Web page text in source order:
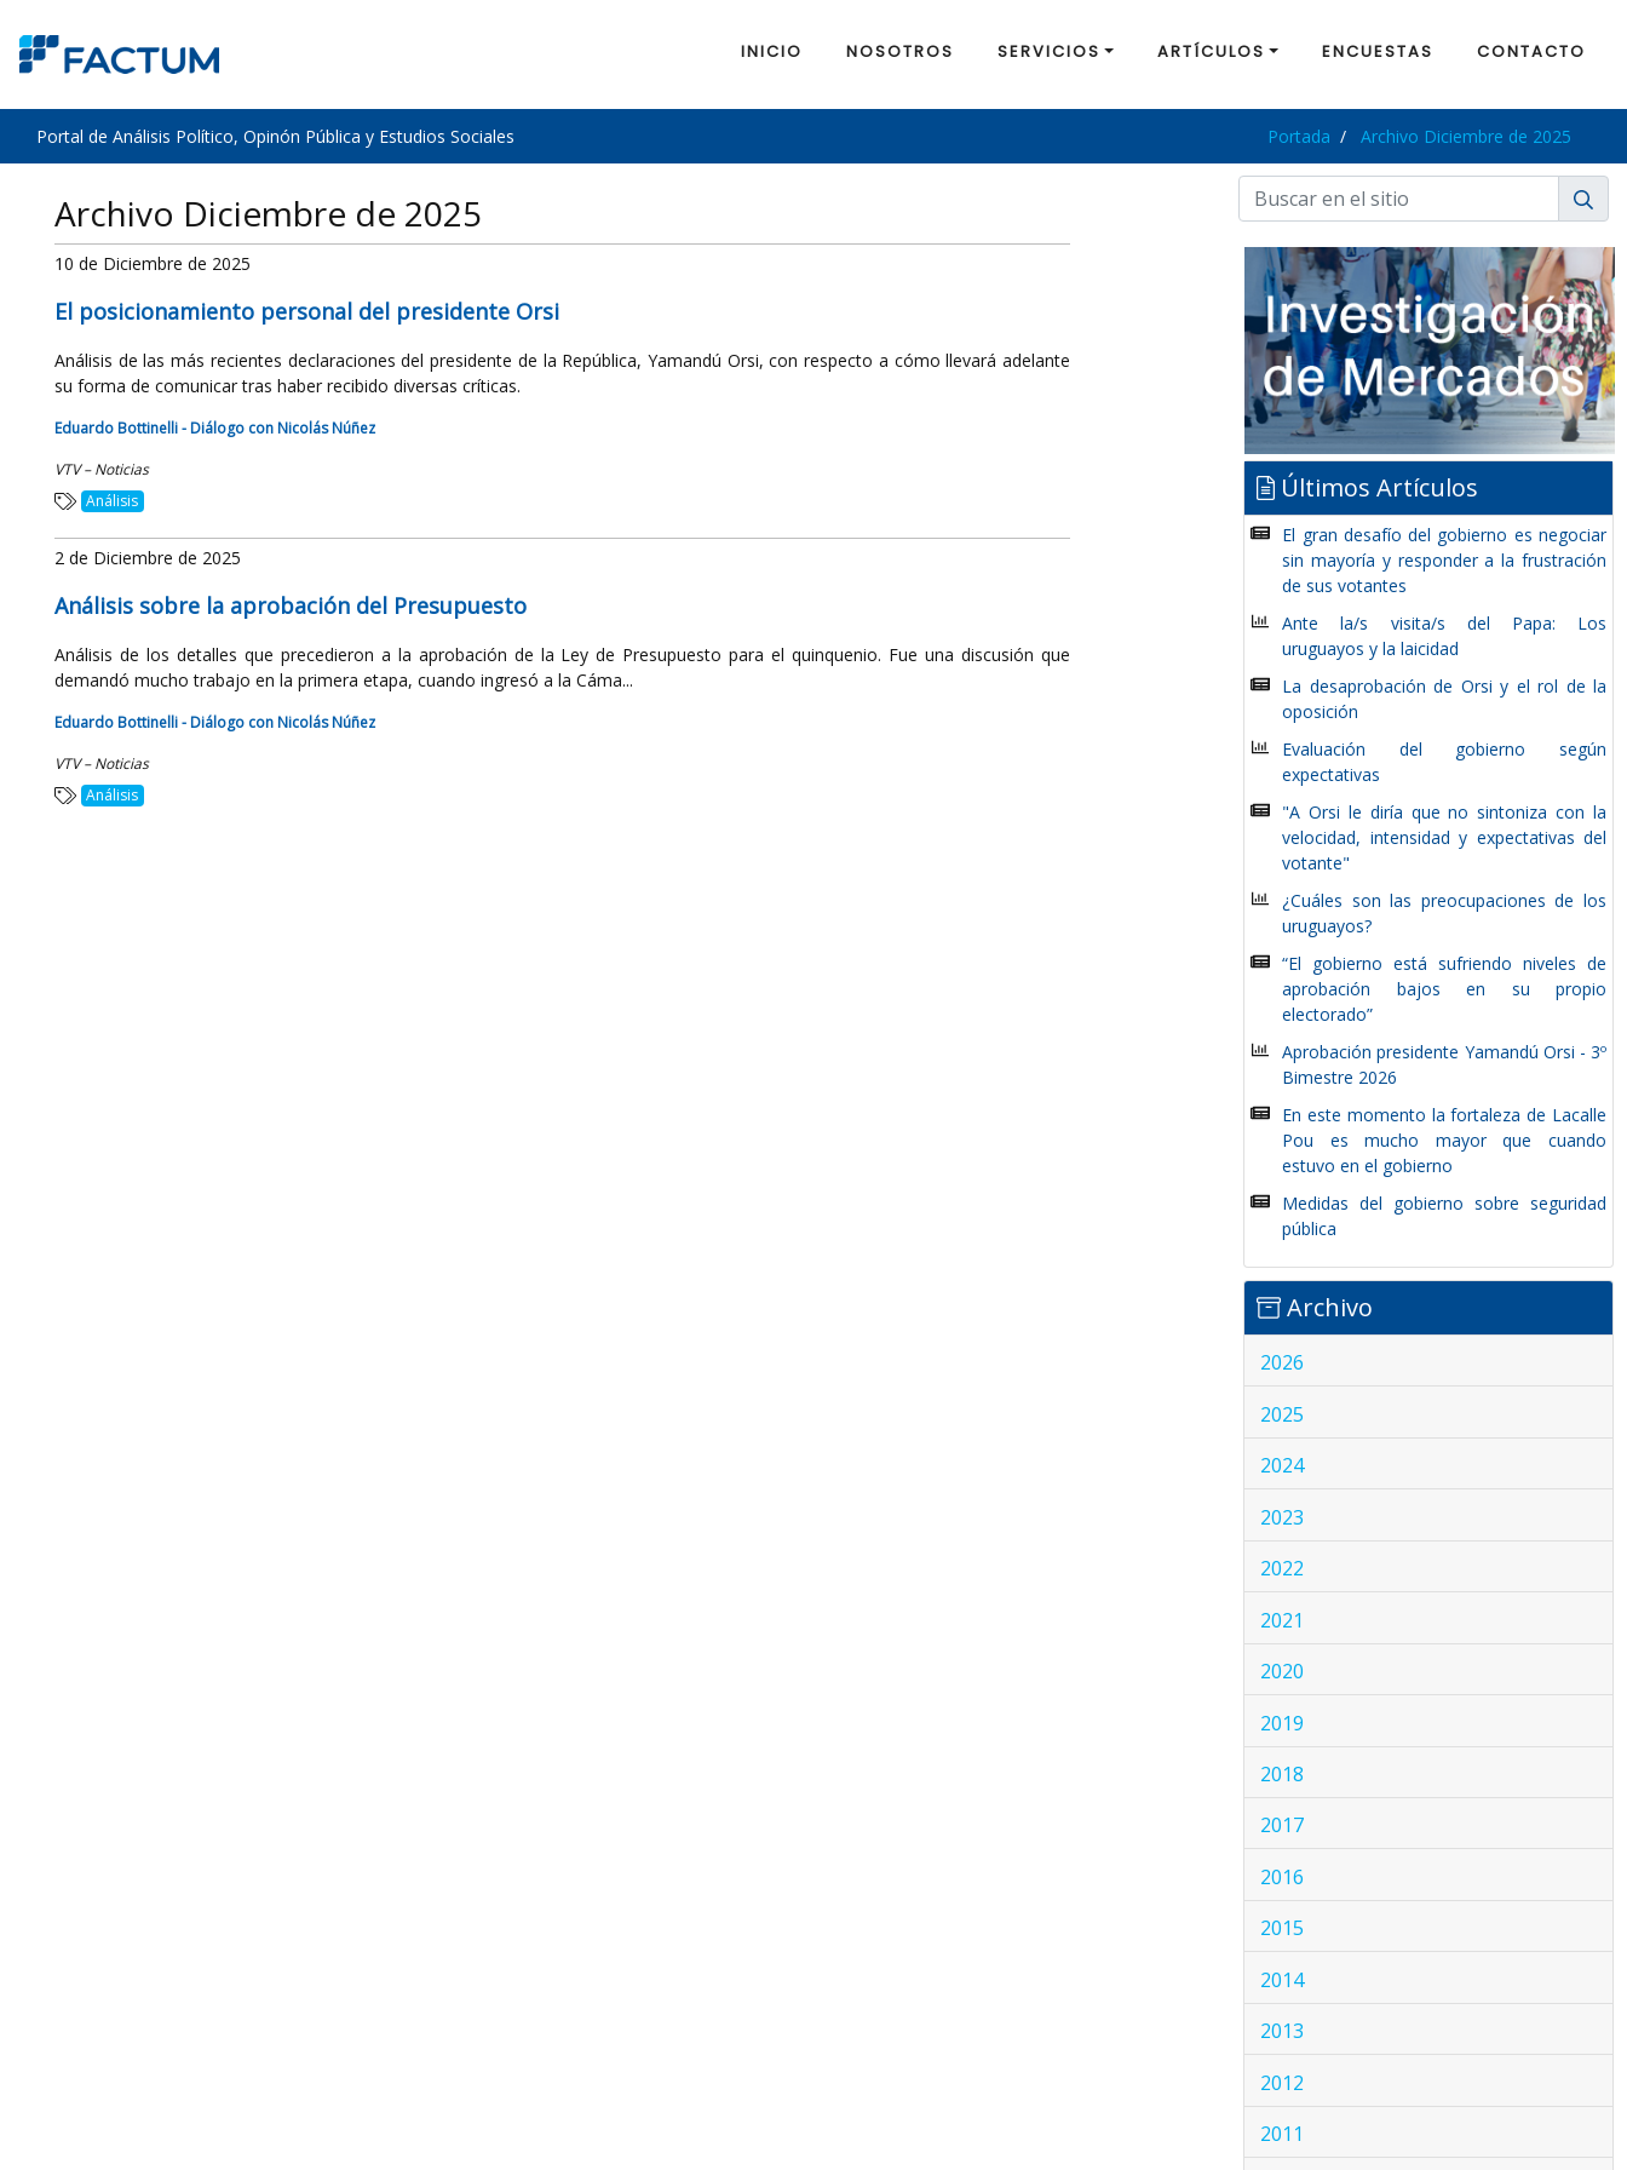
INICIO NOSOTROS SERVICIOS ARTÍCULOS ENCUESTAS CONTACTO
Portal de Análisis Político, Opinón Pública y Estudios Sociales Portada Archivo Diciembre de 2025
Archivo Diciembre de 2025
10 de Diciembre de 2025
El posicionamiento personal del presidente Orsi
Análisis de las más recientes declaraciones del presidente de la República, Yamandú Orsi, con respecto a cómo llevará adelante
su forma de comunicar tras haber recibido diversas críticas.
Eduardo Bottinelli - Diálogo con Nicolás Núñez
VTV – Noticias
Análisis
2 de Diciembre de 2025
Análisis sobre la aprobación del Presupuesto
Análisis de los detalles que precedieron a la aprobación de la Ley de Presupuesto para el quinquenio. Fue una discusión que
demandó mucho trabajo en la primera etapa, cuando ingresó a la Cáma...
Eduardo Bottinelli - Diálogo con Nicolás Núñez
VTV – Noticias
Análisis
Últimos Artículos
El gran desafío del gobierno es negociar
sin mayoría y responder a la frustración
de sus votantes
Ante la/s visita/s del Papa: Los
uruguayos y la laicidad
La desaprobación de Orsi y el rol de la
oposición
Evaluación del gobierno según
expectativas
"A Orsi le diría que no sintoniza con la
velocidad, intensidad y expectativas del
votante"
¿Cuáles son las preocupaciones de los
uruguayos?
“El gobierno está sufriendo niveles de
aprobación bajos en su propio
electorado”
Aprobación presidente Yamandú Orsi - 3º
Bimestre 2026
En este momento la fortaleza de Lacalle
Pou es mucho mayor que cuando
estuvo en el gobierno
Medidas del gobierno sobre seguridad
pública
Archivo
2026
2025
2024
2023
2022
2021
2020
2019
2018
2017
2016
2015
2014
2013
2012
2011